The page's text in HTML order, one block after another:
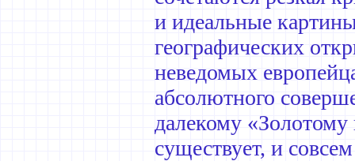
и идеальные
географических
неведомых
абсолютного
далекому
существует, и